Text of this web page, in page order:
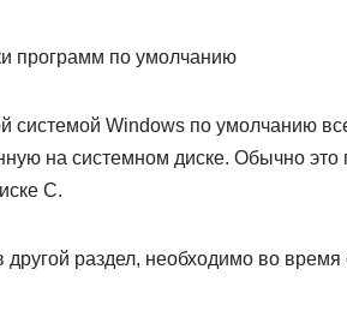
программ по умолчанию
системой Windows по умолчанию
на системном диске. Обычно
С.
другой раздел, необходимо во